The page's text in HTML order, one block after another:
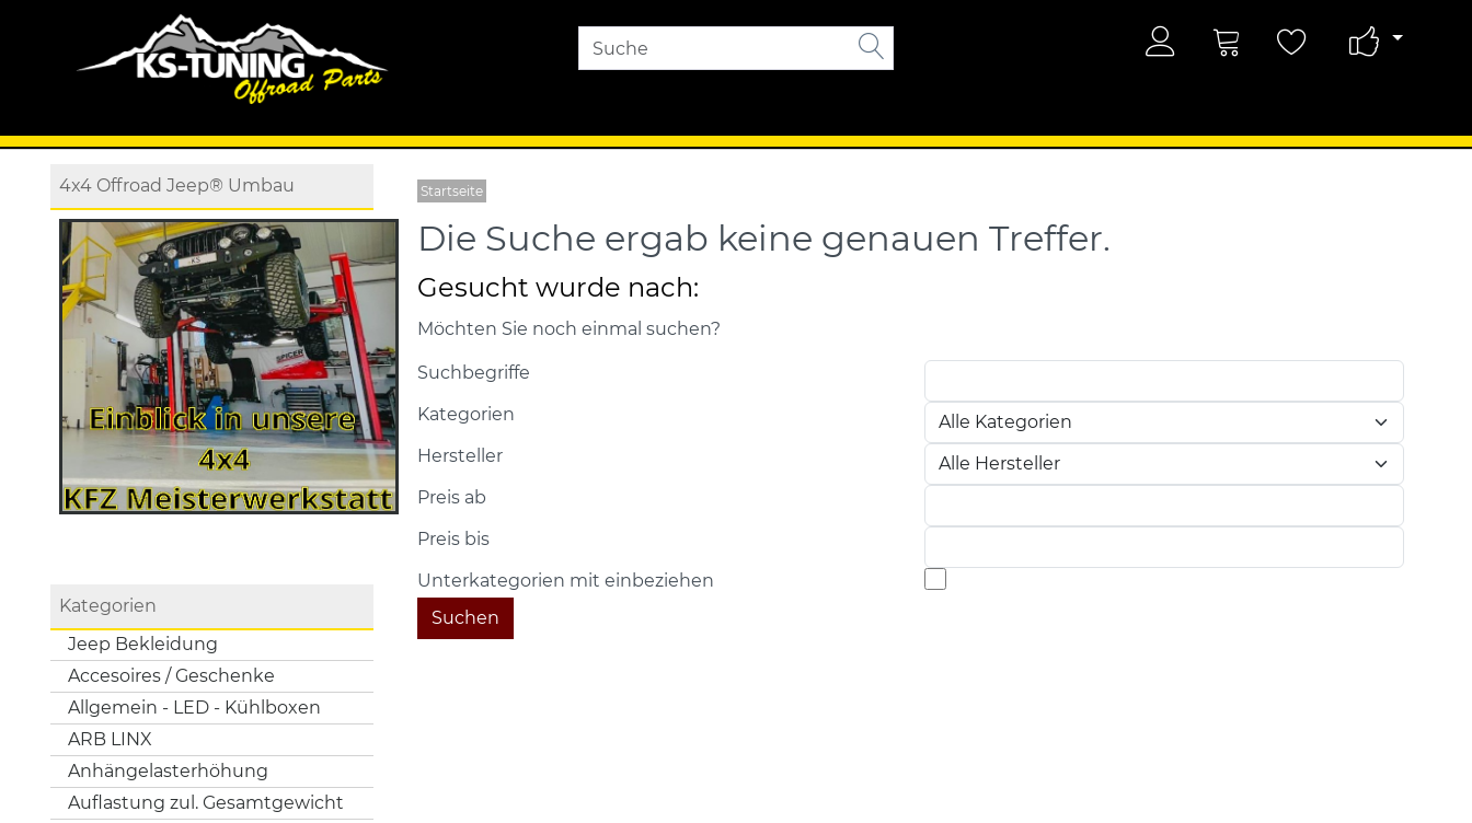
4x4 Offroad Jeep® Umbau
Kategorien
Jeep Bekleidung
Accesoires / Geschenke
Allgemein - LED - Kühlboxen
ARB LINX
Anhängelasterhöhung
Auflastung zul. Gesamtgewicht
Startseite
Die Suche ergab keine genauen Treffer.
Gesucht wurde nach:
Möchten Sie noch einmal suchen?
Suchbegriffe
Kategorien
Hersteller
Preis ab
Preis bis
Unterkategorien mit einbeziehen
Suchen